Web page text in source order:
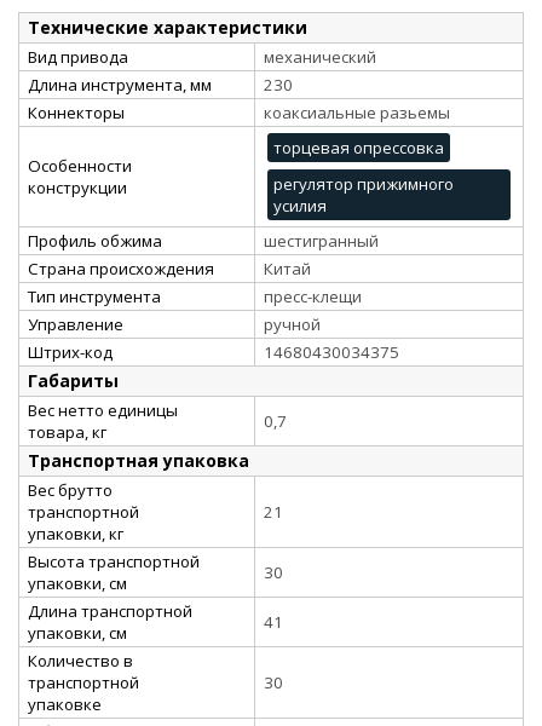
Технические характеристики
Вид привода
механический
Длина инструмента, мм
230
Коннекторы
коаксиальные разьемы
Особенности
конструкции
торцевая опрессовка
регулятор прижимного
усилия
Профиль обжима
шестигранный
Страна происхождения
Китай
Тип инструмента
пресс-клещи
Управление
ручной
Штрих-код
14680430034375
Габариты
Вес нетто единицы
товара, кг
0,7
Транспортная упаковка
Вес брутто
транспортной
упаковки, кг
21
Высота транспортной
упаковки, см
30
Длина транспортной
упаковки, см
41
Количество в
транспортной
упаковке
30